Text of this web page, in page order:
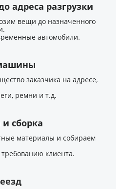
адреса разгрузки
вещи до назначенного
автомобили.
заказчика на адресе,
ремни и т.д.
сборка
материалы и собираем
требованию клиента.